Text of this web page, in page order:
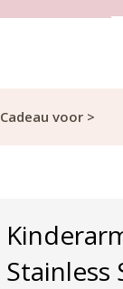
Cadeau voor >
Stainless